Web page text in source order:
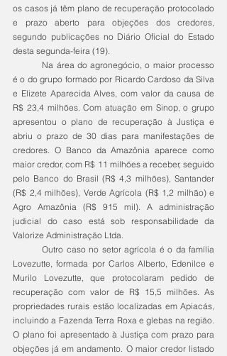
os casos já têm plano de recuperação protocolado
e prazo aberto para objeções dos credores,
segundo publicações no Diário Oficial do Estado
desta segunda-feira (19).
é o do grupo formado por Ricardo Cardoso da Silva
e Elizete Aparecida Alves, com valor da causa de
R$ 23,4 milhões. Com atuação em Sinop, o grupo
apresentou o plano de recuperação à Justiça e
abriu o prazo de 30 dias para manifestações de
credores. O Banco da Amazônia aparece como
maior credor, com R$ 11 milhões a receber, seguido
pelo Banco do Brasil (R$ 4,3 milhões), Santander
(R$ 2,4 milhões), Verde Agrícola (R$ 1,2 milhão) e
Agro Amazônia (R$ 915 mil). A administração
judicial do caso está sob responsabilidade da
Valorize Administração Ltda.
	Outro caso no setor agrícola é o da família
Lovezutte, formada por Carlos Alberto, Edenilce e
Murilo Lovezutte, que protocolaram pedido de
recuperação com valor de R$ 15,5 milhões. As
propriedades rurais estão localizadas em Apiacás,
incluindo a Fazenda Terra Roxa e glebas na região.
O plano foi apresentado à Justiça com prazo para
objeções já em andamento. O maior credor listado